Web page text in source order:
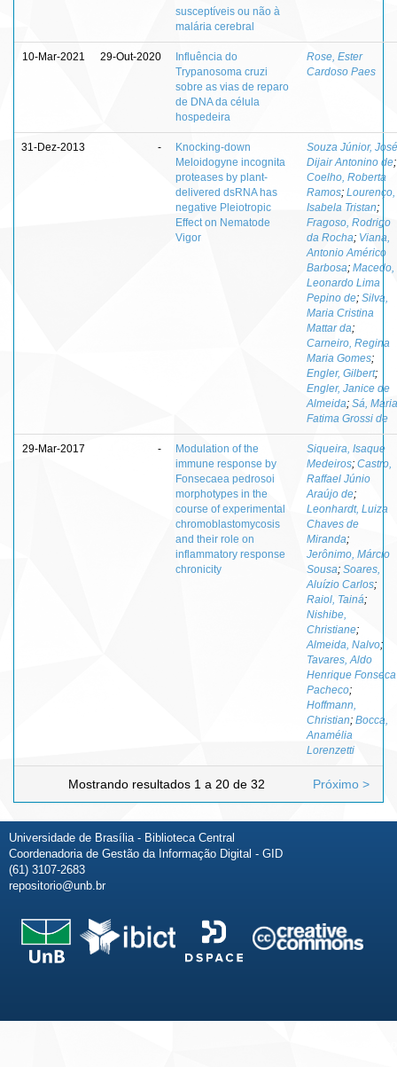
susceptíveis ou não à
malária cerebral
10-Mar-2021 29-Out-2020
Influência do
Trypanosoma cruzi
sobre as vias de reparo
de DNA da célula
hospedeira
Rose, Ester
Cardoso Paes
31-Dez-2013 -
Knocking-down
Meloidogyne incognita
proteases by plant-
delivered dsRNA has
negative Pleiotropic
Effect on Nematode
Vigor
Souza Júnior, José
Dijair Antonino de;
Coelho, Roberta
Ramos; Lourenço,
Isabela Tristan;
Fragoso, Rodrigo
da Rocha; Viana,
Antonio Américo
Barbosa; Macedo,
Leonardo Lima
Pepino de; Silva,
Maria Cristina
Mattar da;
Carneiro, Regina
Maria Gomes;
Engler, Gilbert;
Engler, Janice de
Almeida; Sá, Maria
Fatima Grossi de
29-Mar-2017 -
Modulation of the
immune response by
Fonsecaea pedrosoi
morphotypes in the
course of experimental
chromoblastomycosis
and their role on
inflammatory response
chronicity
Siqueira, Isaque
Medeiros; Castro,
Raffael Júnio
Araújo de;
Leonhardt, Luiza
Chaves de
Miranda;
Jerônimo, Márcio
Sousa; Soares,
Aluízio Carlos;
Raiol, Tainá;
Nishibe,
Christiane;
Almeida, Nalvo;
Tavares, Aldo
Henrique Fonseca
Pacheco;
Hoffmann,
Christian; Bocca,
Anamélia
Lorenzetti
Mostrando resultados 1 a 20 de 32 Próximo >
Universidade de Brasília - Biblioteca Central
Coordenadoria de Gestão da Informação Digital - GID
(61) 3107-2683
repositorio@unb.br